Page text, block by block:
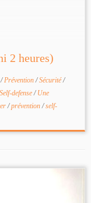
2 heures)
/Prévention/Sécurité/
Self-defense/ Une
/prévention/self-